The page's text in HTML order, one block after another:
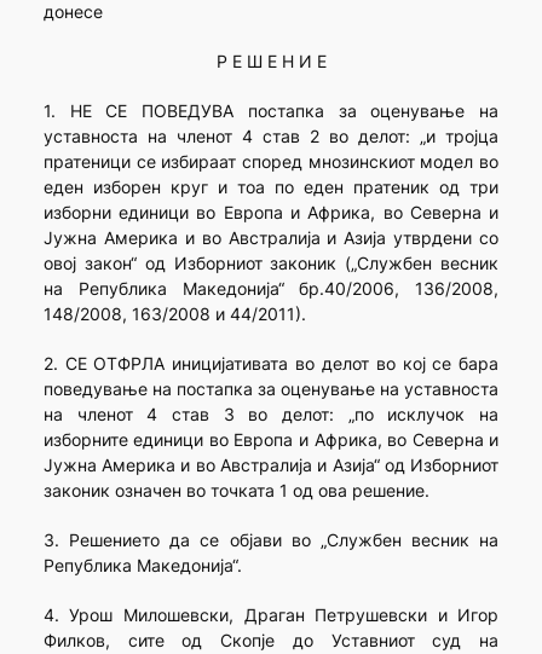
донесе
Р Е Ш Е Н И Е
1. НЕ СЕ ПОВЕДУВА постапка за оценување на
уставноста на членот 4 став 2 во делот: „и тројца
пратеници се избираат според мнозинскиот модел во
еден изборен круг и тоа по еден пратеник од три
изборни единици во Европа и Африка, во Северна и
Јужна Америка и во Австралија и Азија утврдени со
овој закон“ од Изборниот законик („Службен весник
на Република Македонија“ бр.40/2006, 136/2008,
148/2008, 163/2008 и 44/2011).
2. СЕ ОТФРЛА иницијативата во делот во кој се бара
поведување на постапка за оценување на уставноста
на членот 4 став 3 во делот: „по исклучок на
изборните единици во Европа и Африка, во Северна и
Јужна Америка и во Австралија и Азија“ од Изборниот
законик означен во точката 1 од ова решение.
3. Решението да се објави во „Службен весник на
Република Македонија“.
4. Урош Милошевски, Драган Петрушевски и Игор
Филков, сите од Скопје до Уставниот суд на